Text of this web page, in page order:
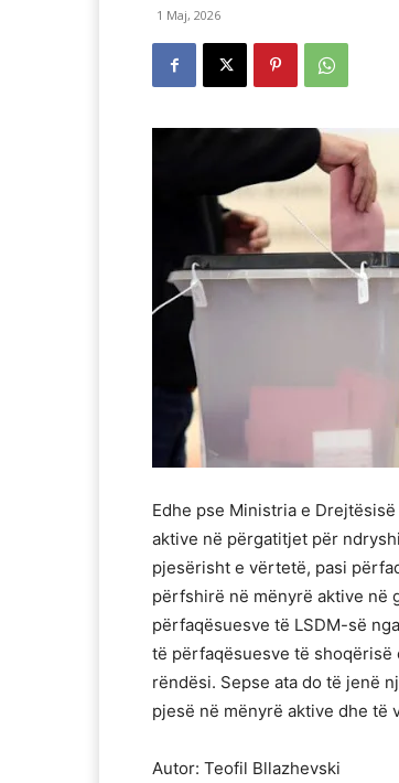
1 Maj, 2026
Edhe pse Ministria e
aktive në përgatitjet për
pjesërisht e vërtetë, pasi
përfshirë në mënyrë aktive në
përfaqësuesve të LSDM-së
të përfaqësuesve të
rëndësi. Sepse ata do të jenë
pjesë në mënyrë aktive dhe të
Autor: Teofil Bllazhevski